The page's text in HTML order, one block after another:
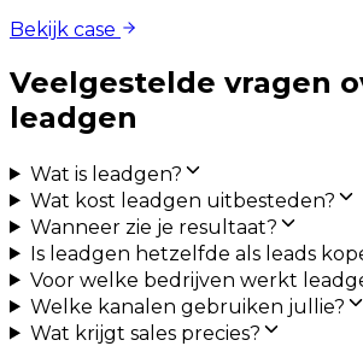
Bekijk case
Veelgestelde vragen
leadgen
Wat is leadgen?
Wat kost leadgen uitbesteden?
Wanneer zie je resultaat?
Is leadgen hetzelfde als leads
Voor welke bedrijven werkt
Welke kanalen gebruiken jullie?
Wat krijgt sales precies?